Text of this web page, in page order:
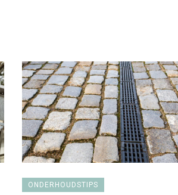
ONDERHOUDSTIPS